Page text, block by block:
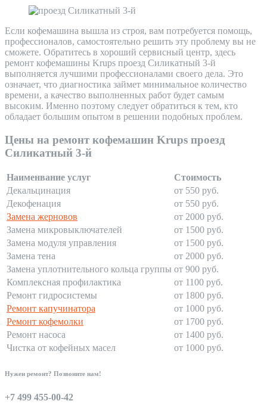
Если кофемашина вышла из строя, вам потребуется помощь,
профессионалов, самостоятельно решить эту проблему вы не
сможете. Обратитесь в хороший сервисный центр, здесь
ремонт кофемашины Krups проезд Силикатный 3-й
выполняется лучшими профессионалами своего дела. Это
означает, что диагностика займет минимальное количество
времени, а качество выполненных работ будет самым
высоким. Именно поэтому следует обратиться к тем, кто
обладает большим опытом в решении подобных проблем.
Цены на ремонт кофемашин Krups проезд
Силикатный 3-й
Наименвание услуг
Стоимость
Декальцинация
от 550 руб.
Декофенация
от 550 руб.
Замена жерновов
от 2000 руб.
Замена микровыключателей
от 1500 руб.
Замена модуля управления
от 1500 руб.
Замена тена
от 2000 руб.
Замена уплотнительного кольца группы от 900 руб.
Комплексная профилактика
от 1100 руб.
Ремонт гидросистемы
от 1800 руб.
Ремонт капучинатора
от 1000 руб.
Ремонт кофемолки
от 1700 руб.
Ремонт насоса
от 1400 руб.
Чистка от кофейных масел
от 1000 руб.
Нужен ремонт? Позвоните нам!
+7 499 455-00-42